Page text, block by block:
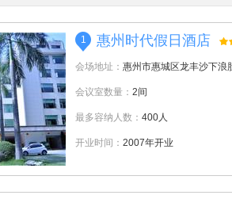
1 惠州时代假日酒店
会场地址： 惠州市惠城区龙丰沙下浪
会议室数量： 2间
最多容纳人数： 400人
开业时间： 2007年开业